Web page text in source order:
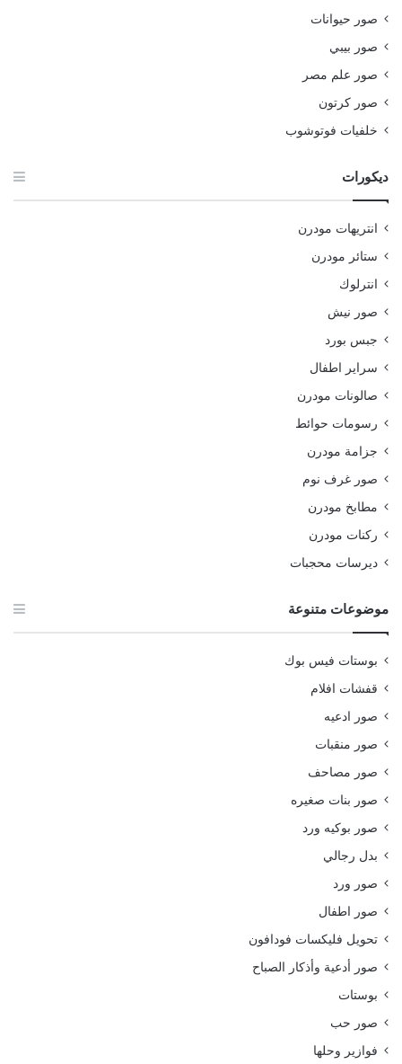
صور حيوانات
صور بيبي
صور علم مصر
صور كرتون
خلفيات فوتوشوب
ديكورات
انتريهات مودرن
ستائر مودرن
انترلوك
صور نيش
جبس بورد
سراير اطفال
صالونات مودرن
رسومات حوائط
جزامة مودرن
صور غرف نوم
مطابخ مودرن
ركنات مودرن
ديرسات محجبات
موضوعات متنوعة
بوستات فيس بوك
قفشات افلام
صور ادعيه
صور منقبات
صور مصاحف
صور بنات صغيره
صور بوكيه ورد
بدل رجالي
صور ورد
صور اطفال
تحويل فليكسات فودافون
صور أدعية وأذكار الصباح
بوستات
صور حب
فوازير وحلها